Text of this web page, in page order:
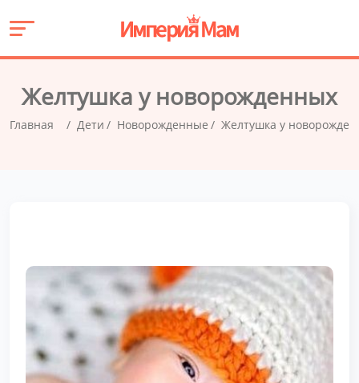
Желтушка у новорожденных
Главная Дети Новорожденные Желтушка у